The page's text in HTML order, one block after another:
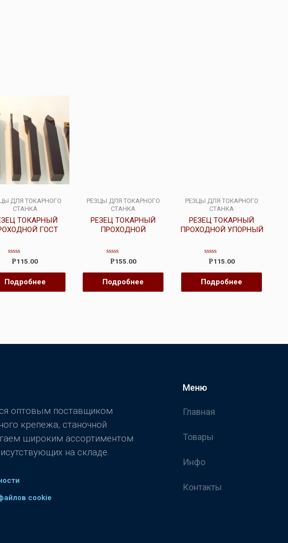
ДЛЯ ТОКАРНОГО
СТАНКА
ТОКАРНЫЙ
ГОСТ
Оценка
из
5
Р115.00
Подробнее
РЕЗЦЫ ДЛЯ ТОКАРНОГО
СТАНКА
РЕЗЕЦ ТОКАРНЫЙ
ПРОХОДНОЙ
Оценка
из
5
Р155.00
Подробнее
РЕЗЦЫ ДЛЯ ТОКАРНОГО
СТАНКА
РЕЗЕЦ ТОКАРНЫЙ
ПРОХОДНОЙ УПОРНЫЙ
Оценка
из
5
Р115.00
Подробнее
оптовым поставщиком
крепежа, станочной
широким ассортиментом
на складе.
cookie
Меню
Главная
Товары
Инфо
Контакты